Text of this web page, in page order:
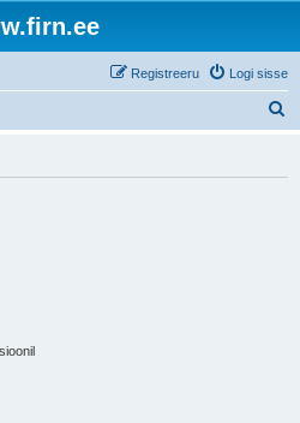
Logi sisse
Registreeru